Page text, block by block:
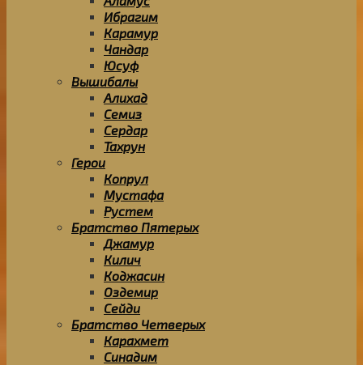
Ибрагим
Карамур
Чандар
Юсуф
Вышибалы
Алихад
Семиз
Сердар
Тахрун
Герои
Копрул
Мустафа
Рустем
Братство Пятерых
Джамур
Килич
Коджасин
Оздемир
Сейди
Братство Четверых
Карахмет
Синадим